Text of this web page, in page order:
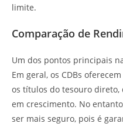
limite.
Comparação de
Um dos pontos principais
Em geral, os CDBs oferecem
os títulos do tesouro direto,
em crescimento. No
ser mais seguro, pois é